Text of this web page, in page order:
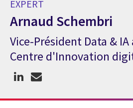
EXPERT
Arnaud Schembri
Expert Arnaud Schembri
Vice-Président Data & IA
Centre d'Innovation